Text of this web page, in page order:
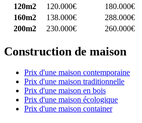
120m2
120.000€ 180.000€
160m2
138.000€ 288.000€
200m2
230.000€ 260.000€
Construction de maison
Prix d'une maison contemporaine
Prix d'une maison traditionnelle
Prix d'une maison en bois
Prix d'une maison écologique
Prix d'une maison container